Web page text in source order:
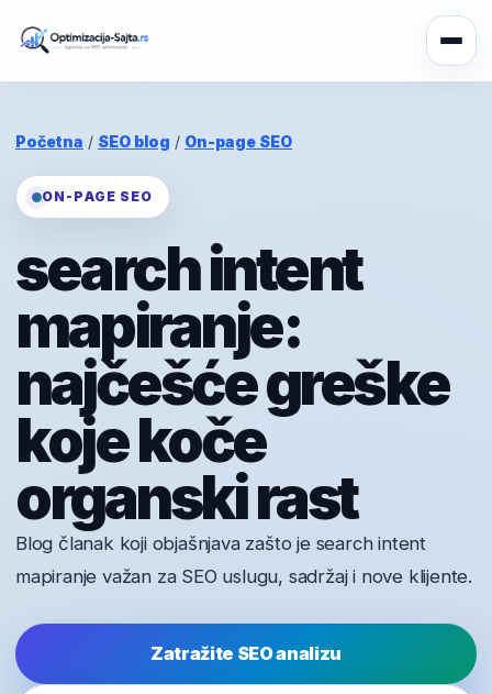
Početna / SEO blog / On-page SEO
ON-PAGE SEO
search intent
mapiranje:
najčešće greške
koje koče
organski rast
Blog članak koji objašnjava zašto je search intent
mapiranje važan za SEO uslugu, sadržaj i nove klijente.
Zatražite SEO analizu